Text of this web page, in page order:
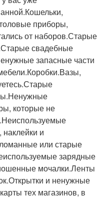
приборы,
от наборов.Старые
свадебные
запасные части
которые не
и
или старые
зарядные
мочалки.Ленты
и ненужные
тех магазинов, в